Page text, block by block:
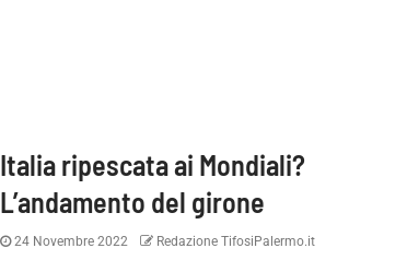
Italia ripescata ai Mondiali?
L’andamento del girone
24 Novembre 2022 Redazione TifosiPalermo.it